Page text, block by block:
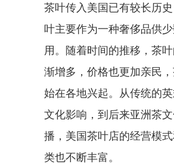
茶叶传入美国已有较长历
叶主要作为一种奢侈品供
用。随着时间的推移，茶
渐增多，价格也更加亲民
始在各地兴起。从传统的
文化影响，到后来亚洲茶
播，美国茶叶店的经营模
类也不断丰富。